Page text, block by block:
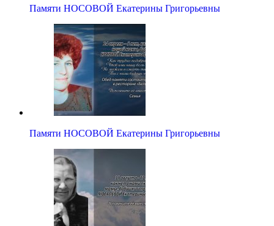
Памяти НОСОВОЙ Екатерины Григорьевны
Памяти НОСОВОЙ Екатерины Григорьевны